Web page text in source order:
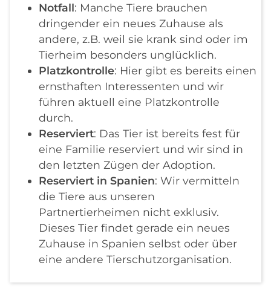
Notfall: Manche Tiere brauchen
dringender ein neues Zuhause als
andere, z.B. weil sie krank sind oder im
Tierheim besonders unglücklich.
Platzkontrolle: Hier gibt es bereits einen
ernsthaften Interessenten und wir
führen aktuell eine Platzkontrolle
durch.
Reserviert: Das Tier ist bereits fest für
eine Familie reserviert und wir sind in
den letzten Zügen der Adoption.
Reserviert in Spanien: Wir vermitteln
die Tiere aus unseren
Partnertierheimen nicht exklusiv.
Dieses Tier findet gerade ein neues
Zuhause in Spanien selbst oder über
eine andere Tierschutzorganisation.